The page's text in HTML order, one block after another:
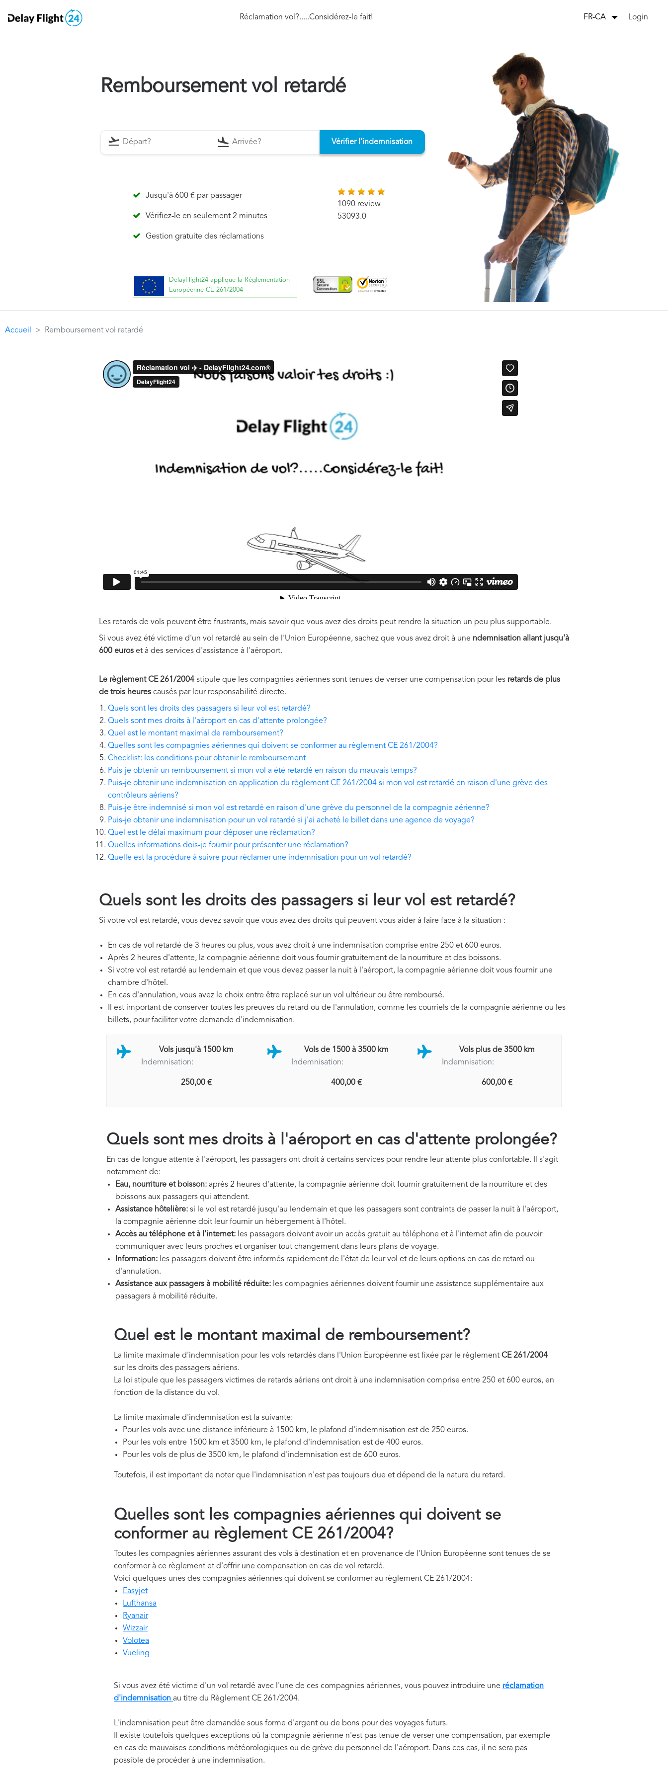
Réclamation vol?.....Considérez-le fait! FR-CA Login
Remboursement vol retardé
Vérifier l'indemnisation
Jusqu'à 600 € par passager
Vérifiez-le en seulement 2 minutes
Gestion gratuite des réclamations
1090 review
53093.0
DelayFlight24 applique la Règlementation
Européenne CE 261/2004
Accueil Remboursement vol retardé
Les retards de vols peuvent être frustrants, mais savoir que vous avez des droits peut rendre la situation un peu plus supportable.
Si vous avez été victime d'un vol retardé au sein de l'Union Européenne, sachez que vous avez droit à une ndemnisation allant jusqu'à
600 euros et à des services d'assistance à l'aéroport.
Le règlement CE 261/2004 stipule que les compagnies aériennes sont tenues de verser une compensation pour les retards de plus
de trois heures causés par leur responsabilité directe.
Quels sont les droits des passagers si leur vol est retardé?
Quels sont mes droits à l'aéroport en cas d'attente prolongée?
Quel est le montant maximal de remboursement?
Quelles sont les compagnies aériennes qui doivent se conformer au règlement CE 261/2004?
Checklist: les conditions pour obtenir le remboursement
Puis-je obtenir un remboursement si mon vol a été retardé en raison du mauvais temps?
Puis-je obtenir une indemnisation en application du règlement CE 261/2004 si mon vol est retardé en raison d'une grève des
contrôleurs aériens?
Puis-je être indemnisé si mon vol est retardé en raison d'une grève du personnel de la compagnie aérienne?
Puis-je obtenir une indemnisation pour un vol retardé si j'ai acheté le billet dans une agence de voyage?
Quel est le délai maximum pour déposer une réclamation?
Quelles informations dois-je fournir pour présenter une réclamation?
Quelle est la procédure à suivre pour réclamer une indemnisation pour un vol retardé?
Quels sont les droits des passagers si leur vol est retardé?
Si votre vol est retardé, vous devez savoir que vous avez des droits qui peuvent vous aider à faire face à la situation :
En cas de vol retardé de 3 heures ou plus, vous avez droit à une indemnisation comprise entre 250 et 600 euros.
Après 2 heures d'attente, la compagnie aérienne doit vous fournir gratuitement de la nourriture et des boissons.
Si votre vol est retardé au lendemain et que vous devez passer la nuit à l'aéroport, la compagnie aérienne doit vous fournir une
chambre d'hôtel.
En cas d'annulation, vous avez le choix entre être replacé sur un vol ultérieur ou être remboursé.
Il est important de conserver toutes les preuves du retard ou de l'annulation, comme les courriels de la compagnie aérienne ou les
billets, pour faciliter votre demande d'indemnisation.
Vols jusqu'à 1500 km
Indemnisation:
250,00 €
Vols de 1500 à 3500 km
Indemnisation:
400,00 €
Vols plus de 3500 km
Indemnisation:
600,00 €
Quels sont mes droits à l'aéroport en cas d'attente prolongée?
En cas de longue attente à l'aéroport, les passagers ont droit à certains services pour rendre leur attente plus confortable. Il s'agit
notamment de:
Eau, nourriture et boisson: après 2 heures d'attente, la compagnie aérienne doit fournir gratuitement de la nourriture et des
boissons aux passagers qui attendent.
Assistance hôtelière: si le vol est retardé jusqu'au lendemain et que les passagers sont contraints de passer la nuit à l'aéroport,
la compagnie aérienne doit leur fournir un hébergement à l'hôtel.
Accès au téléphone et à l'internet: les passagers doivent avoir un accès gratuit au téléphone et à l'internet afin de pouvoir
communiquer avec leurs proches et organiser tout changement dans leurs plans de voyage.
Information: les passagers doivent être informés rapidement de l'état de leur vol et de leurs options en cas de retard ou
d'annulation.
Assistance aux passagers à mobilité réduite: les compagnies aériennes doivent fournir une assistance supplémentaire aux
passagers à mobilité réduite.
Quel est le montant maximal de remboursement?
La limite maximale d'indemnisation pour les vols retardés dans l'Union Européenne est fixée par le règlement CE 261/2004
sur les droits des passagers aériens.
La loi stipule que les passagers victimes de retards aériens ont droit à une indemnisation comprise entre 250 et 600 euros, en
fonction de la distance du vol.
La limite maximale d'indemnisation est la suivante:
Pour les vols avec une distance inférieure à 1500 km, le plafond d'indemnisation est de 250 euros.
Pour les vols entre 1500 km et 3500 km, le plafond d'indemnisation est de 400 euros.
Pour les vols de plus de 3500 km, le plafond d'indemnisation est de 600 euros.
Toutefois, il est important de noter que l'indemnisation n'est pas toujours due et dépend de la nature du retard.
Quelles sont les compagnies aériennes qui doivent se
conformer au règlement CE 261/2004?
Toutes les compagnies aériennes assurant des vols à destination et en provenance de l'Union Européenne sont tenues de se
conformer à ce règlement et d'offrir une compensation en cas de vol retardé.
Voici quelques-unes des compagnies aériennes qui doivent se conformer au règlement CE 261/2004:
Easyjet
Lufthansa
Ryanair
Wizzair
Volotea
Vueling
Si vous avez été victime d'un vol retardé avec l'une de ces compagnies aériennes, vous pouvez introduire une réclamation
d'indemnisation au titre du Règlement CE 261/2004.
L'indemnisation peut être demandée sous forme d'argent ou de bons pour des voyages futurs.
Il existe toutefois quelques exceptions où la compagnie aérienne n'est pas tenue de verser une compensation, par exemple
en cas de mauvaises conditions météorologiques ou de grève du personnel de l'aéroport. Dans ces cas, il ne sera pas
possible de procéder à une indemnisation.